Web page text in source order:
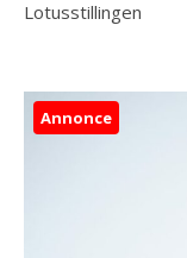
Lotusstillingen
Annonce